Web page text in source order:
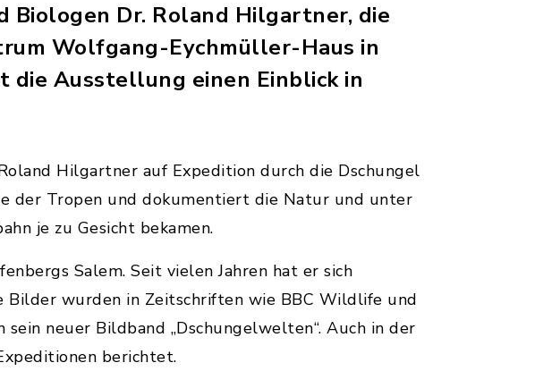
Dr. Roland Hilgartner, die
Wolfgang-Eychmüller-Haus in
die Ausstellung einen Einblick in
Hilgartner auf Expedition durch die Dschungel
der Tropen und dokumentiert die Natur und unter
je zu Gesicht bekamen.
Salem. Seit vielen Jahren hat er sich
Bilder wurden in Zeitschriften wie BBC Wildlife und
neuer Bildband „Dschungelwelten“. Auch in der
berichtet.